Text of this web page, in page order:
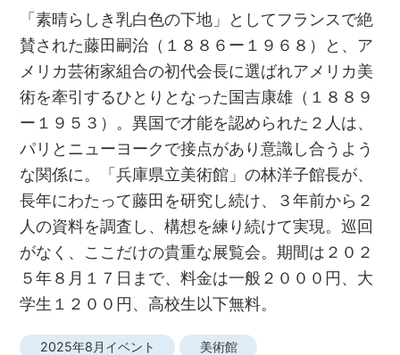
「素晴らしき乳白色の下地」としてフランスで絶
賛された藤田嗣治（１８８６ー１９６８）と、ア
メリカ芸術家組合の初代会長に選ばれアメリカ美
術を牽引するひとりとなった国吉康雄（１８８９
ー１９５３）。異国で才能を認められた２人は、
パリとニューヨークで接点があり意識し合うよう
な関係に。「兵庫県立美術館」の林洋子館長が、
長年にわたって藤田を研究し続け、３年前から２
人の資料を調査し、構想を練り続けて実現。巡回
がなく、ここだけの貴重な展覧会。期間は２０２
５年８月１７日まで、料金は一般２０００円、大
学生１２００円、高校生以下無料。
2025年8月イベント
美術館